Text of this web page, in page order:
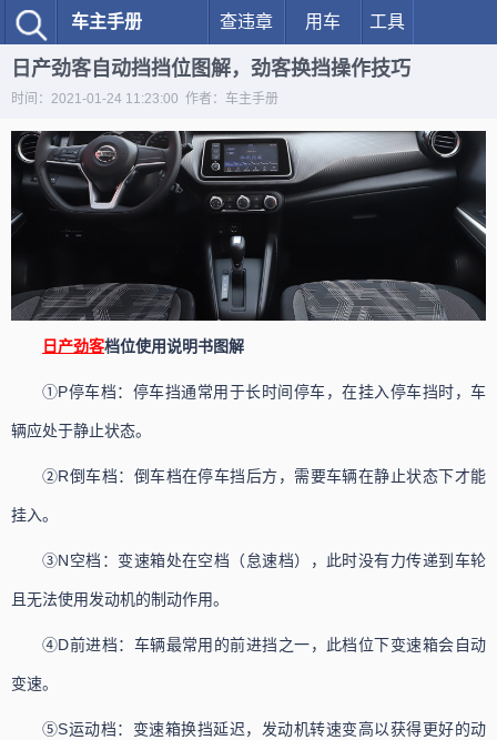
车主手册 查违章 用车 工具
日产劲客自动挡挡位图解，劲客换挡操作技巧
时间：2021-01-24 11:23:00 作者：车主手册
日产劲客档位使用说明书图解
①P停车档：停车挡通常用于长时间停车，在挂入停车挡时，车
辆应处于静止状态。
②R倒车档：倒车档在停车挡后方，需要车辆在静止状态下才能
挂入。
③N空档：变速箱处在空档（怠速档），此时没有力传递到车轮
且无法使用发动机的制动作用。
④D前进档：车辆最常用的前进挡之一，此档位下变速箱会自动
变速。
⑤S运动档：变速箱换挡延迟，发动机转速变高以获得更好的动